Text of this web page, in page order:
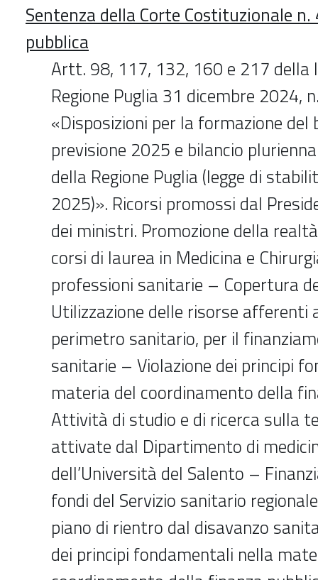
Sentenza della Corte Costituzionale
pubblica
Artt. 98, 117, 132, 160 e 217 della
Regione Puglia 31 dicembre 2024,
«Disposizioni per la formazione del
previsione 2025 e bilancio
della Regione Puglia (legge di
2025)». Ricorsi promossi dal
dei ministri. Promozione della
corsi di laurea in Medicina e
professioni sanitarie – Copertura
Utilizzazione delle risorse afferenti
perimetro sanitario, per il
sanitarie – Violazione dei principi
materia del coordinamento della
Attività di studio e di ricerca sulla
attivate dal Dipartimento di
dell’Università del Salento –
fondi del Servizio sanitario
piano di rientro dal disavanzo
dei principi fondamentali nella